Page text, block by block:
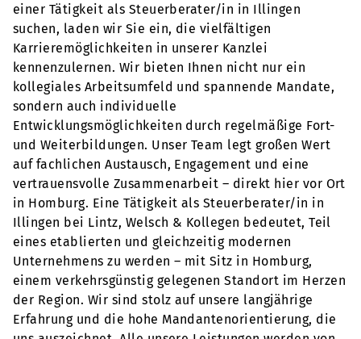
einer Tätigkeit als Steuerberater/in in Illingen
suchen, laden wir Sie ein, die vielfältigen
Karrieremöglichkeiten in unserer Kanzlei
kennenzulernen. Wir bieten Ihnen nicht nur ein
kollegiales Arbeitsumfeld und spannende Mandate,
sondern auch individuelle
Entwicklungsmöglichkeiten durch regelmäßige Fort-
und Weiterbildungen. Unser Team legt großen Wert
auf fachlichen Austausch, Engagement und eine
vertrauensvolle Zusammenarbeit – direkt hier vor Ort
in Homburg. Eine Tätigkeit als Steuerberater/in in
Illingen bei Lintz, Welsch & Kollegen bedeutet, Teil
eines etablierten und gleichzeitig modernen
Unternehmens zu werden – mit Sitz in Homburg,
einem verkehrsgünstig gelegenen Standort im Herzen
der Region. Wir sind stolz auf unsere langjährige
Erfahrung und die hohe Mandantenorientierung, die